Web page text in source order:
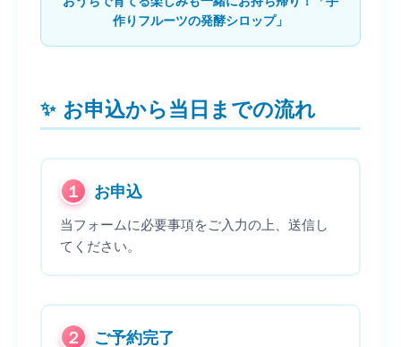
作りフルーツの発酵シロップ」
お申込から当日までの流れ
１ お申込
当フォームに必要事項をご入力の上、送信し
てください。
２ ご予約完了